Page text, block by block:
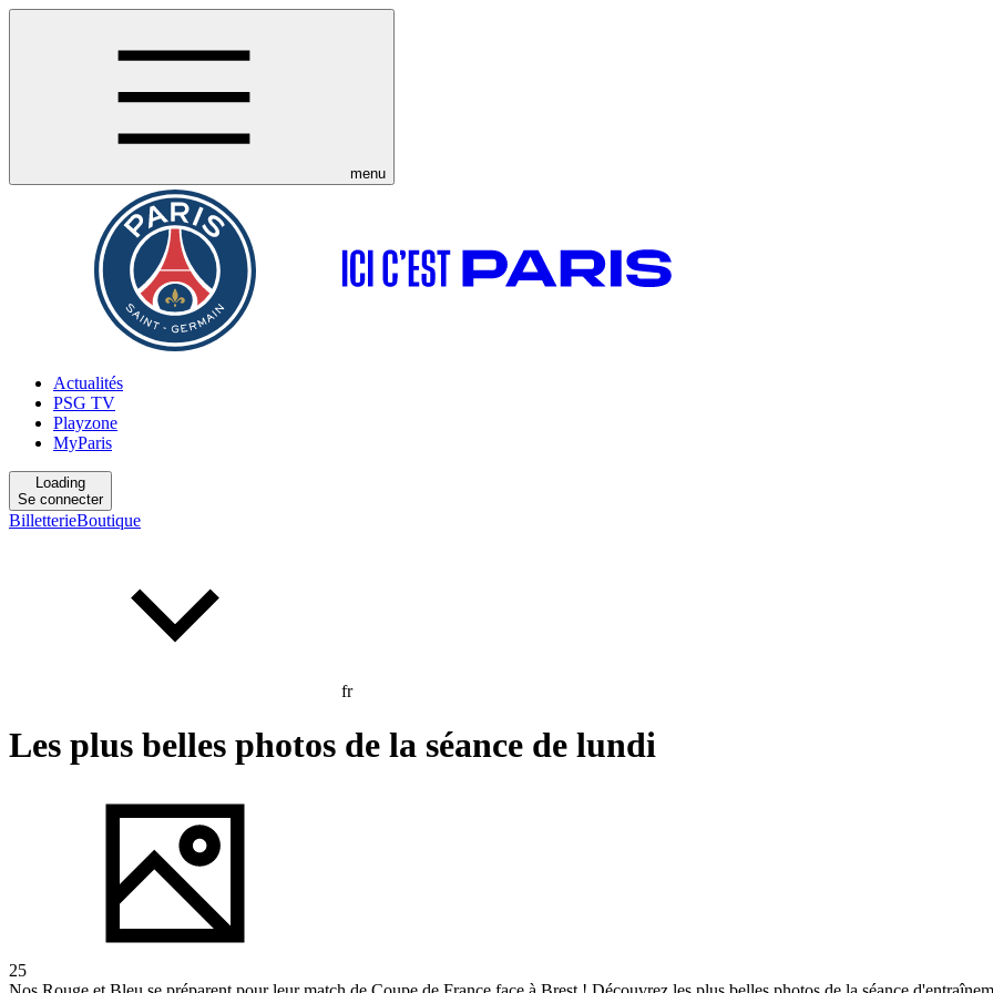
menu
Actualités
PSG TV
Playzone
MyParis
Loading
Se connecter
BilletterieBoutique
fr
Les plus belles photos de la séance de lundi
25